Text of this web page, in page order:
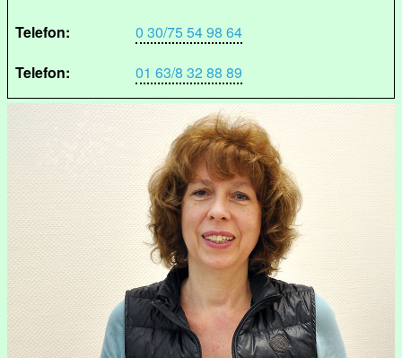
Telefon:
0 30/75 54 98 64
Telefon:
01 63/8 32 88 89